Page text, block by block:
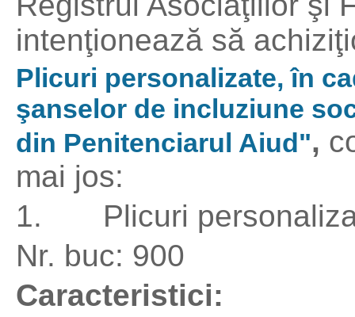
intenţionează să
Plicuri personalizate, în
şanselor de incluziune
din Penitenciarul Aiud",
mai jos:
1. Plicuri
Nr. buc: 900
Caracteristici: